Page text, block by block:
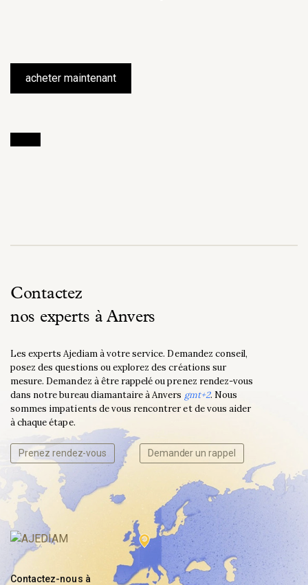
acheter maintenant
Contactez
nos experts à Anvers
Les experts Ajediam à votre service. Demandez conseil,
posez des questions ou explorez des créations sur
mesure. Demandez à être rappelé ou prenez rendez-vous
dans notre bureau diamantaire à Anvers gmt+2. Nous
sommes impatients de vous rencontrer et de vous aider
à chaque étape.
Prenez rendez-vous Demander un rappel
Contactez-nous à